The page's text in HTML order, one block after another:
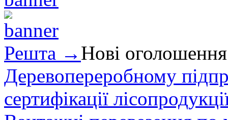
Решта → Нові оголошення
Деревопереробному
сертифікації